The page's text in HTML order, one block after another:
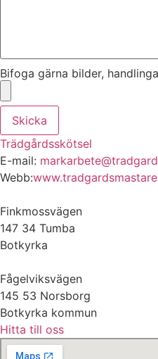
Bifoga gärna bilder,
Skicka
Trädgårdsskötsel
E-mail:
Webb:
Finkmossvägen
147 34 Tumba
Botkyrka
Fågelviksvägen
145 53 Norsborg
Botkyrka kommun
Hitta till oss